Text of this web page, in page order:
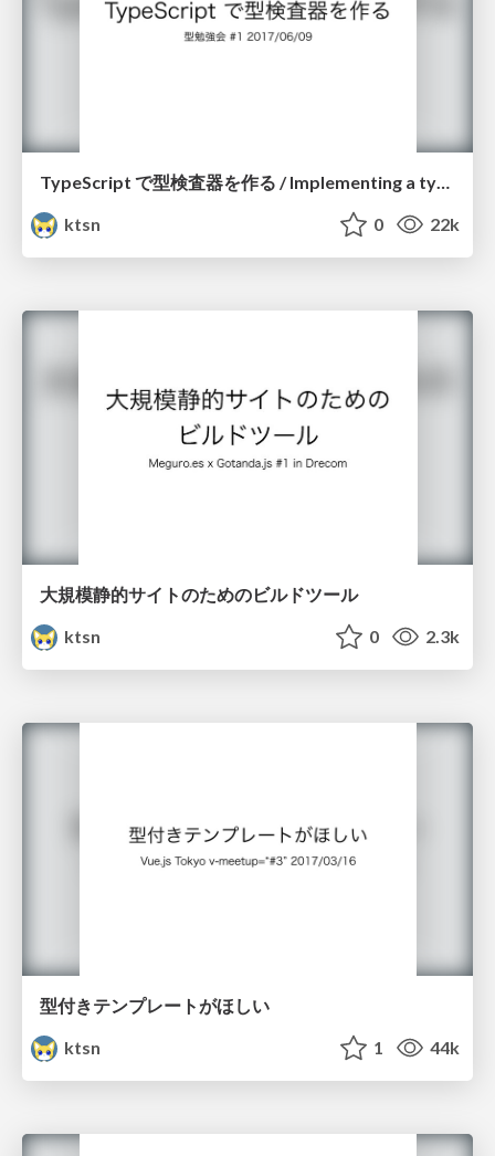
TypeScript で型検査器を作る / Implementing a type checker with TypeScript
ktsn
0 22k
大規模静的サイトのためのビルドツール
ktsn
0 2.3k
型付きテンプレートがほしい
ktsn
1 44k